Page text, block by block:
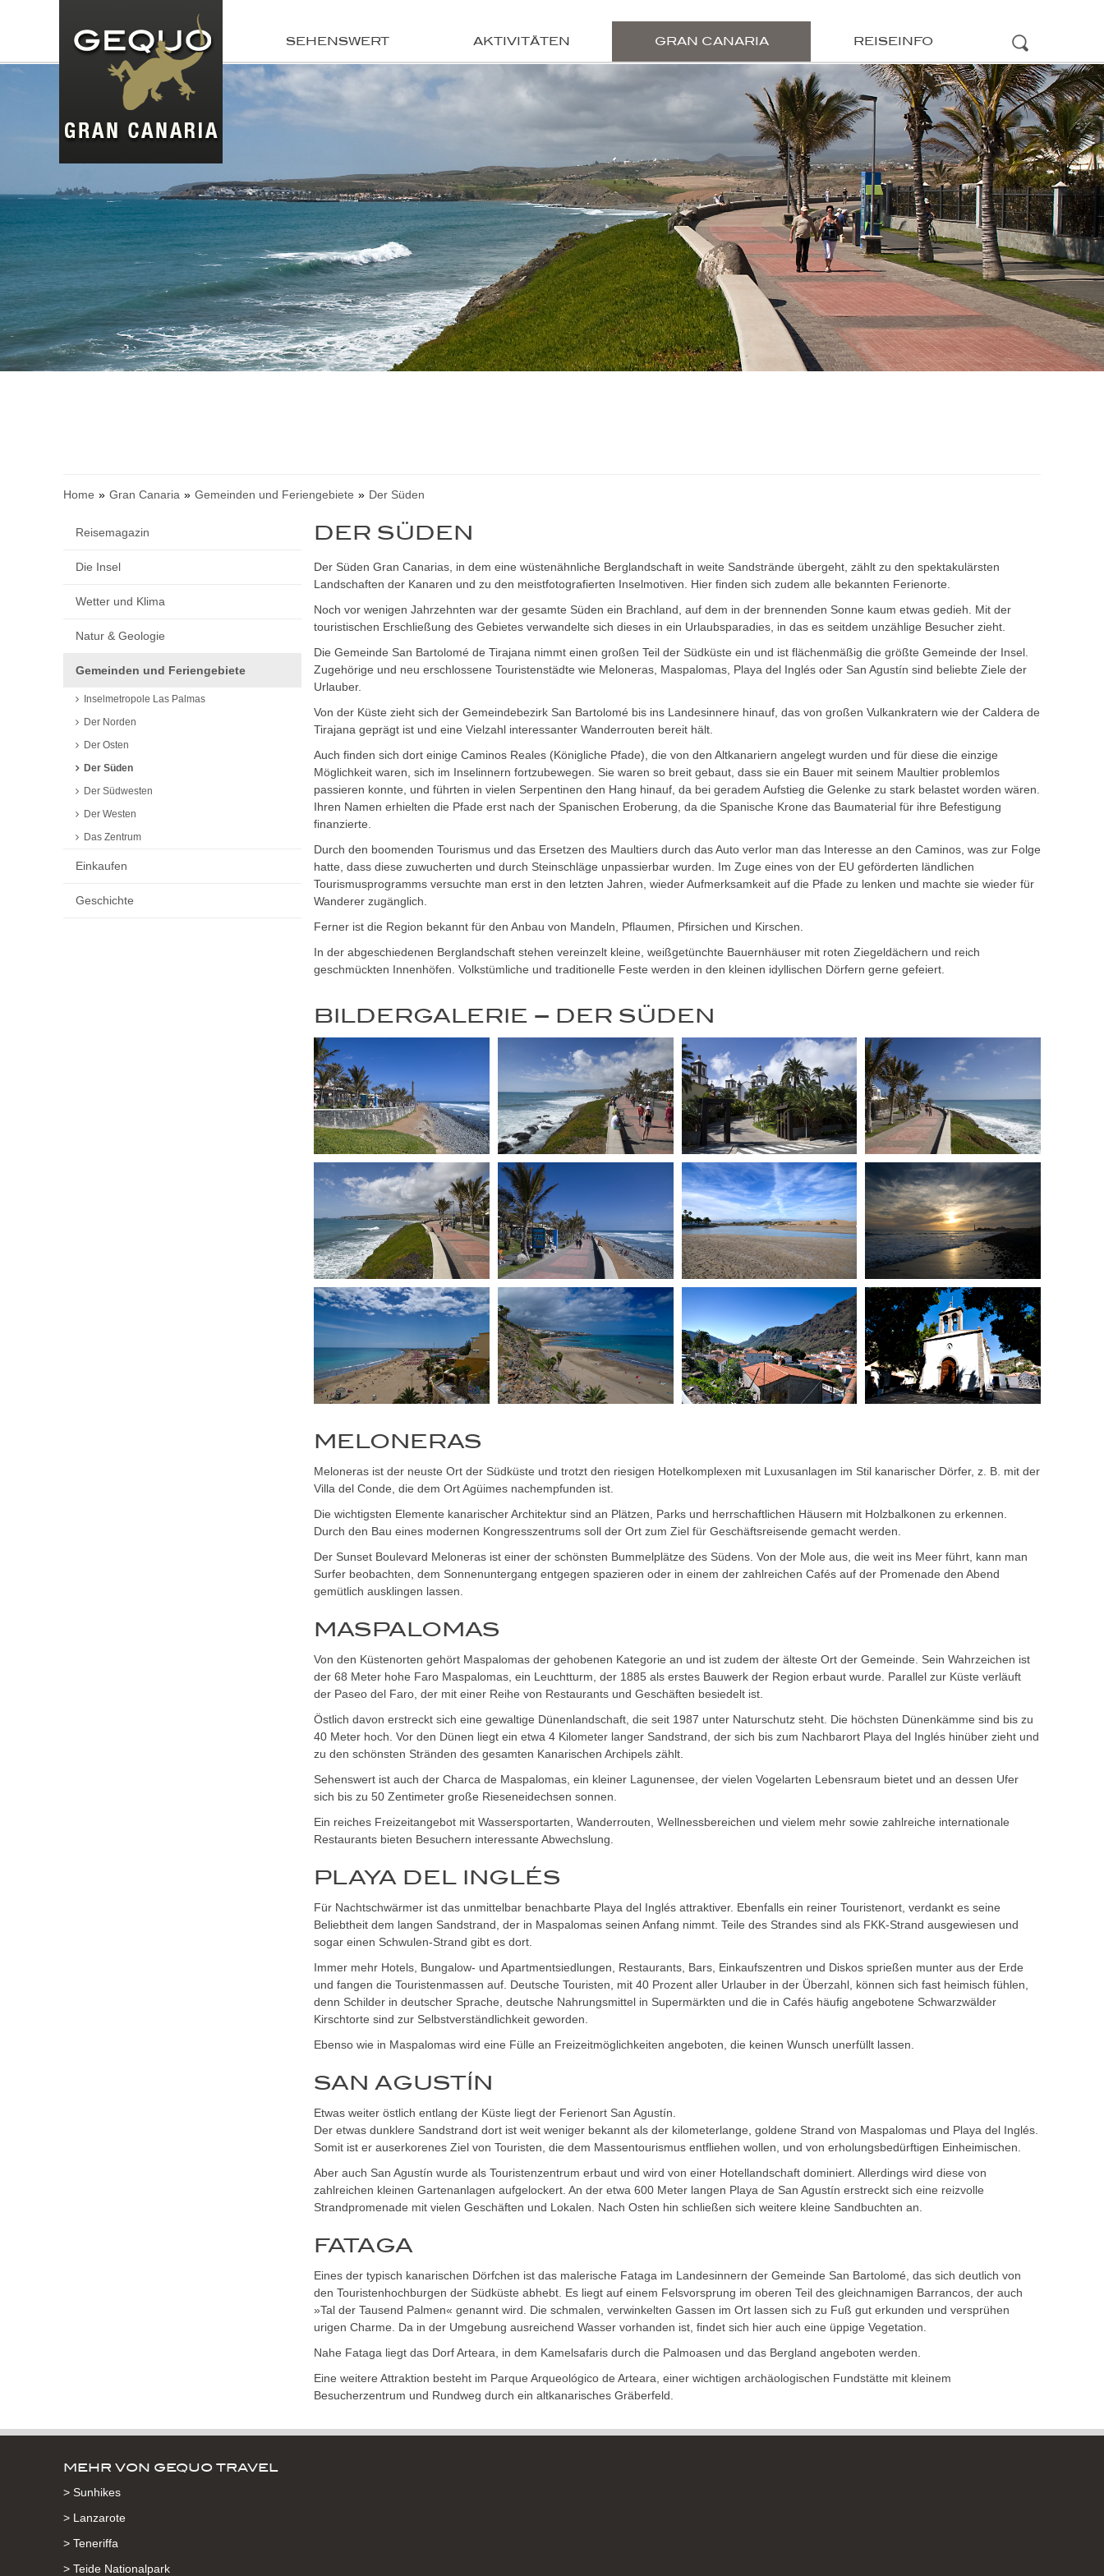
SEHENSWERT AKTIVITÄTEN GRAN CANARIA REISEINFO
Home Gran Canaria Gemeinden und Feriengebiete Der Süden
Reisemagazin
Die Insel
Wetter und Klima
Natur & Geologie
Gemeinden und Feriengebiete
Inselmetropole Las Palmas
Der Norden
Der Osten
Der Süden
Der Südwesten
Der Westen
Das Zentrum
Einkaufen
Geschichte
DER SÜDEN
Der Süden Gran Canarias, in dem eine wüstenähnliche Berglandschaft in weite Sandstrände übergeht, zählt zu den spektakulärsten
Landschaften der Kanaren und zu den meistfotografierten Inselmotiven. Hier finden sich zudem alle bekannten Ferienorte.
Noch vor wenigen Jahrzehnten war der gesamte Süden ein Brachland, auf dem in der brennenden Sonne kaum etwas gedieh. Mit der
touristischen Erschließung des Gebietes verwandelte sich dieses in ein Urlaubsparadies, in das es seitdem unzählige Besucher zieht.
Die Gemeinde San Bartolomé de Tirajana nimmt einen großen Teil der Südküste ein und ist flächenmäßig die größte Gemeinde der Insel.
Zugehörige und neu erschlossene Touristenstädte wie Meloneras, Maspalomas, Playa del Inglés oder San Agustín sind beliebte Ziele der
Urlauber.
Von der Küste zieht sich der Gemeindebezirk San Bartolomé bis ins Landesinnere hinauf, das von großen Vulkankratern wie der Caldera de
Tirajana geprägt ist und eine Vielzahl interessanter Wanderrouten bereit hält.
Auch finden sich dort einige Caminos Reales (Königliche Pfade), die von den Altkanariern angelegt wurden und für diese die einzige
Möglichkeit waren, sich im Inselinnern fortzubewegen. Sie waren so breit gebaut, dass sie ein Bauer mit seinem Maultier problemlos
passieren konnte, und führten in vielen Serpentinen den Hang hinauf, da bei geradem Aufstieg die Gelenke zu stark belastet worden wären.
Ihren Namen erhielten die Pfade erst nach der Spanischen Eroberung, da die Spanische Krone das Baumaterial für ihre Befestigung
finanzierte.
Durch den boomenden Tourismus und das Ersetzen des Maultiers durch das Auto verlor man das Interesse an den Caminos, was zur Folge
hatte, dass diese zuwucherten und durch Steinschläge unpassierbar wurden. Im Zuge eines von der EU geförderten ländlichen
Tourismusprogramms versuchte man erst in den letzten Jahren, wieder Aufmerksamkeit auf die Pfade zu lenken und machte sie wieder für
Wanderer zugänglich.
Ferner ist die Region bekannt für den Anbau von Mandeln, Pflaumen, Pfirsichen und Kirschen.
In der abgeschiedenen Berglandschaft stehen vereinzelt kleine, weißgetünchte Bauernhäuser mit roten Ziegeldächern und reich
geschmückten Innenhöfen. Volkstümliche und traditionelle Feste werden in den kleinen idyllischen Dörfern gerne gefeiert.
BILDERGALERIE – DER SÜDEN
MELONERAS
Meloneras ist der neuste Ort der Südküste und trotzt den riesigen Hotelkomplexen mit Luxusanlagen im Stil kanarischer Dörfer, z. B. mit der
Villa del Conde, die dem Ort Agüimes nachempfunden ist.
Die wichtigsten Elemente kanarischer Architektur sind an Plätzen, Parks und herrschaftlichen Häusern mit Holzbalkonen zu erkennen.
Durch den Bau eines modernen Kongresszentrums soll der Ort zum Ziel für Geschäftsreisende gemacht werden.
Der Sunset Boulevard Meloneras ist einer der schönsten Bummelplätze des Südens. Von der Mole aus, die weit ins Meer führt, kann man
Surfer beobachten, dem Sonnenuntergang entgegen spazieren oder in einem der zahlreichen Cafés auf der Promenade den Abend
gemütlich ausklingen lassen.
MASPALOMAS
Von den Küstenorten gehört Maspalomas der gehobenen Kategorie an und ist zudem der älteste Ort der Gemeinde. Sein Wahrzeichen ist
der 68 Meter hohe Faro Maspalomas, ein Leuchtturm, der 1885 als erstes Bauwerk der Region erbaut wurde. Parallel zur Küste verläuft
der Paseo del Faro, der mit einer Reihe von Restaurants und Geschäften besiedelt ist.
Östlich davon erstreckt sich eine gewaltige Dünenlandschaft, die seit 1987 unter Naturschutz steht. Die höchsten Dünenkämme sind bis zu
40 Meter hoch. Vor den Dünen liegt ein etwa 4 Kilometer langer Sandstrand, der sich bis zum Nachbarort Playa del Inglés hinüber zieht und
zu den schönsten Stränden des gesamten Kanarischen Archipels zählt.
Sehenswert ist auch der Charca de Maspalomas, ein kleiner Lagunensee, der vielen Vogelarten Lebensraum bietet und an dessen Ufer
sich bis zu 50 Zentimeter große Rieseneidechsen sonnen.
Ein reiches Freizeitangebot mit Wassersportarten, Wanderrouten, Wellnessbereichen und vielem mehr sowie zahlreiche internationale
Restaurants bieten Besuchern interessante Abwechslung.
PLAYA DEL INGLÉS
Für Nachtschwärmer ist das unmittelbar benachbarte Playa del Inglés attraktiver. Ebenfalls ein reiner Touristenort, verdankt es seine
Beliebtheit dem langen Sandstrand, der in Maspalomas seinen Anfang nimmt. Teile des Strandes sind als FKK-Strand ausgewiesen und
sogar einen Schwulen-Strand gibt es dort.
Immer mehr Hotels, Bungalow- und Apartmentsiedlungen, Restaurants, Bars, Einkaufszentren und Diskos sprießen munter aus der Erde
und fangen die Touristenmassen auf. Deutsche Touristen, mit 40 Prozent aller Urlauber in der Überzahl, können sich fast heimisch fühlen,
denn Schilder in deutscher Sprache, deutsche Nahrungsmittel in Supermärkten und die in Cafés häufig angebotene Schwarzwälder
Kirschtorte sind zur Selbstverständlichkeit geworden.
Ebenso wie in Maspalomas wird eine Fülle an Freizeitmöglichkeiten angeboten, die keinen Wunsch unerfüllt lassen.
SAN AGUSTÍN
Etwas weiter östlich entlang der Küste liegt der Ferienort San Agustín.
Der etwas dunklere Sandstrand dort ist weit weniger bekannt als der kilometerlange, goldene Strand von Maspalomas und Playa del Inglés.
Somit ist er auserkorenes Ziel von Touristen, die dem Massentourismus entfliehen wollen, und von erholungsbedürftigen Einheimischen.
Aber auch San Agustín wurde als Touristenzentrum erbaut und wird von einer Hotellandschaft dominiert. Allerdings wird diese von
zahlreichen kleinen Gartenanlagen aufgelockert. An der etwa 600 Meter langen Playa de San Agustín erstreckt sich eine reizvolle
Strandpromenade mit vielen Geschäften und Lokalen. Nach Osten hin schließen sich weitere kleine Sandbuchten an.
FATAGA
Eines der typisch kanarischen Dörfchen ist das malerische Fataga im Landesinnern der Gemeinde San Bartolomé, das sich deutlich von
den Touristenhochburgen der Südküste abhebt. Es liegt auf einem Felsvorsprung im oberen Teil des gleichnamigen Barrancos, der auch
»Tal der Tausend Palmen« genannt wird. Die schmalen, verwinkelten Gassen im Ort lassen sich zu Fuß gut erkunden und versprühen
urigen Charme. Da in der Umgebung ausreichend Wasser vorhanden ist, findet sich hier auch eine üppige Vegetation.
Nahe Fataga liegt das Dorf Arteara, in dem Kamelsafaris durch die Palmoasen und das Bergland angeboten werden.
Eine weitere Attraktion besteht im Parque Arqueológico de Arteara, einer wichtigen archäologischen Fundstätte mit kleinem
Besucherzentrum und Rundweg durch ein altkanarisches Gräberfeld.
MEHR VON GEQUO TRAVEL
> Sunhikes
> Lanzarote
> Teneriffa
> Teide Nationalpark